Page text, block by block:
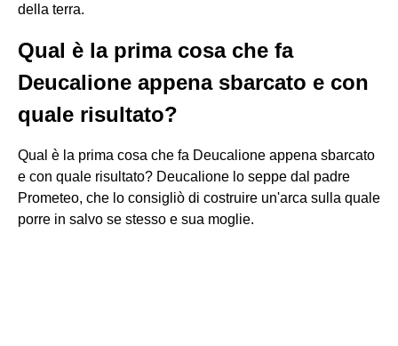
della terra.
Qual è la prima cosa che fa
Deucalione appena sbarcato e con
quale risultato?
Qual è la prima cosa che fa Deucalione appena sbarcato
e con quale risultato? Deucalione lo seppe dal padre
Prometeo, che lo consigliò di costruire un'arca sulla quale
porre in salvo se stesso e sua moglie.